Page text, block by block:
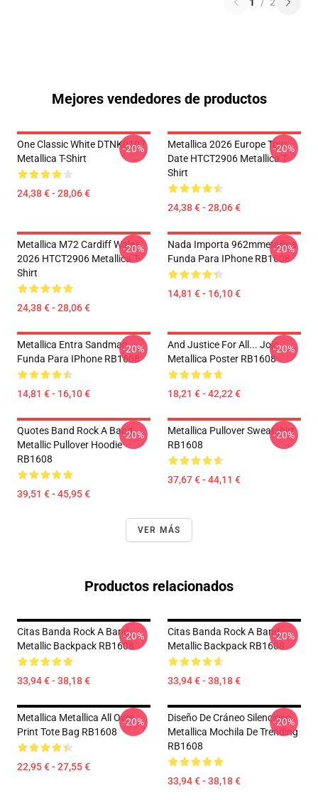
Mejores vendedores de productos
One Classic White DTNK0107
Metallica T-Shirt
24,38 € - 28,06 €
-20%
Metallica 2026 Europe Tour
Date HTCT2906 Metallica T-
Shirt
24,38 € - 28,06 €
-20%
Metallica M72 Cardiff Wales
2026 HTCT2906 Metallica T-
Shirt
24,38 € - 28,06 €
-20%
Nada Importa 962mmetallica
Funda Para IPhone RB1608
14,81 € - 16,10 €
-20%
Metallica Entra Sandman
Funda Para IPhone RB1608
14,81 € - 16,10 €
-20%
And Justice For All... Jojo
Metallica Poster RB1608
18,21 € - 42,22 €
-20%
Quotes Band Rock A Band
Metallic Pullover Hoodie
RB1608
39,51 € - 45,95 €
-20%
Metallica Pullover Sweatshirt
RB1608
37,67 € - 44,11 €
-20%
VER MÁS
Productos relacionados
Citas Banda Rock A Band
Metallic Backpack RB1608
33,94 € - 38,18 €
-20%
Citas Banda Rock A Band
Metallic Backpack RB1608
33,94 € - 38,18 €
-20%
Metallica Metallica All Over
Print Tote Bag RB1608
22,95 € - 27,55 €
-20%
Diseño De Cráneo Silencioso
Metallica Mochila De Trending
RB1608
33,94 € - 38,18 €
-20%